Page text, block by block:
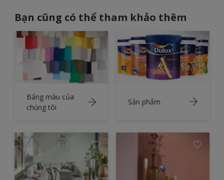
Bạn cũng có thể tham khảo thêm
Bảng màu của
chúng tôi
Sản phẩm